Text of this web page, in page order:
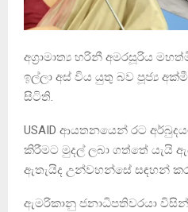
අග්‍රාමාත්‍ය හරිනී අමරසූරිය
ඉල්ලා අස් විය යුතු බව පූජ්‍ය
සිටිති.
USAID ආයතනයෙන් රට
කිරීමට මුදල් ලබා ගත්තේ යැයි
ඇතැයිද උන්වහන්සේ සඳහන්
ඇමරිකානු ජනාධිපතිවරයා විසින්